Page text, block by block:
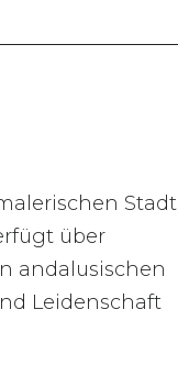
Stadt
über
andalusischen
Leidenschaft